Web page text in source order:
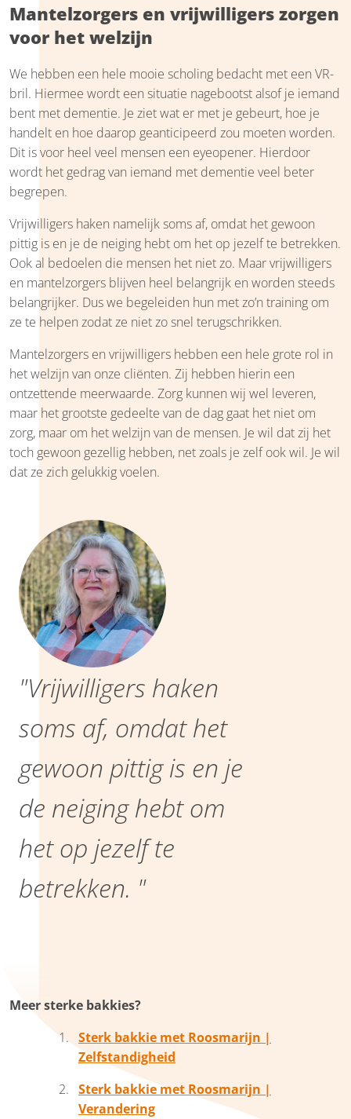
Mantelzorgers en vrijwilligers zorgen
voor het welzijn
We hebben een hele mooie scholing bedacht met een VR-
bril. Hiermee wordt een situatie nagebootst alsof je iemand
bent met dementie. Je ziet wat er met je gebeurt, hoe je
handelt en hoe daarop geanticipeerd zou moeten worden.
Dit is voor heel veel mensen een eyeopener. Hierdoor
wordt het gedrag van iemand met dementie veel beter
begrepen.
Vrijwilligers haken namelijk soms af, omdat het gewoon
pittig is en je de neiging hebt om het op jezelf te betrekken.
Ook al bedoelen die mensen het niet zo. Maar vrijwilligers
en mantelzorgers blijven heel belangrijk en worden steeds
belangrijker. Dus we begeleiden hun met zo’n training om
ze te helpen zodat ze niet zo snel terugschrikken.
Mantelzorgers en vrijwilligers hebben een hele grote rol in
het welzijn van onze cliënten. Zij hebben hierin een
ontzettende meerwaarde. Zorg kunnen wij wel leveren,
maar het grootste gedeelte van de dag gaat het niet om
zorg, maar om het welzijn van de mensen. Je wil dat zij het
toch gewoon gezellig hebben, net zoals je zelf ook wil. Je wil
dat ze zich gelukkig voelen.
"Vrijwilligers haken
soms af, omdat het
gewoon pittig is en je
de neiging hebt om
het op jezelf te
betrekken. "
Meer sterke bakkies?
Sterk bakkie met Roosmarijn |
Zelfstandigheid
Sterk bakkie met Roosmarijn |
Verandering